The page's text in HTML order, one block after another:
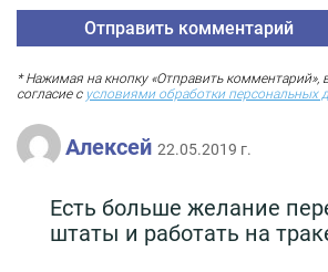
* Нажимая на кнопку «Отправить комментарий»,
согласие с условиями обработки персональных
Алексей 22.05.2019 г.
Есть больше желание
штаты и работать на